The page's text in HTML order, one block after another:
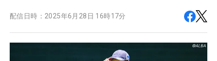
配信日時： 2025年6月28日 16時17分